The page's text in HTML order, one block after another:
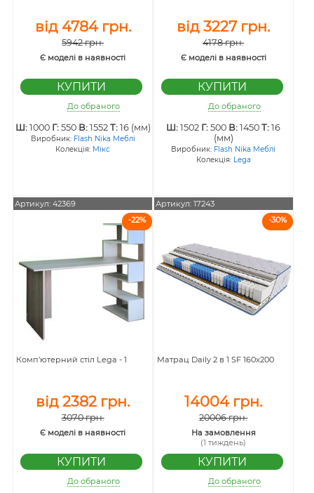
від 4784 грн.
5942 грн.
Є моделі в наявності
До обраного
Ш: 1000Г: 550В: 1552Т: 16 (мм)
Виробник: Flash Nika Меблі
Колекція: Мікс
від 3227 грн.
4178 грн.
Є моделі в наявності
До обраного
Ш:1502 Г:500 В:1450 Т:16
(мм)
Виробник: Flash Nika Меблі
Колекція: Lega
Артикул: 42369
-22%
Комп’ютерний стіл Lega - 1
від 2382 грн.
3070 грн.
Є моделі в наявності
До обраного
Артикул: 17243
-30%
Матрац Daily 2 в 1 SF 160x200
14004 грн.
20006 грн.
На замовлення
(1 тиждень)
До обраного